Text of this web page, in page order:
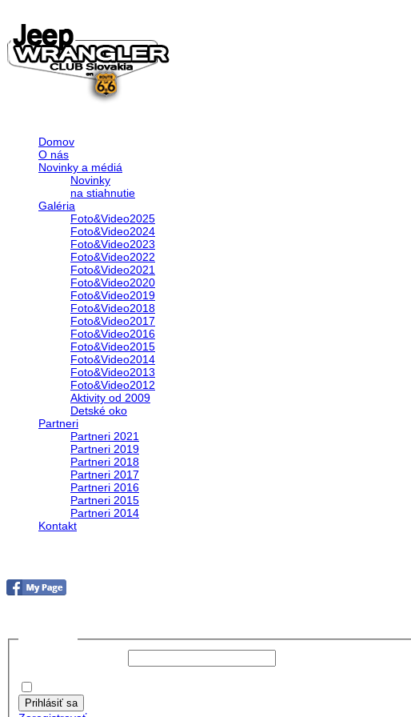
Domov
O nás
Novinky a médiá
Novinky
na stiahnutie
Galéria
Foto&Video2025
Foto&Video2024
Foto&Video2023
Foto&Video2022
Foto&Video2021
Foto&Video2020
Foto&Video2019
Foto&Video2018
Foto&Video2017
Foto&Video2016
Foto&Video2015
Foto&Video2014
Foto&Video2013
Foto&Video2012
Aktivity od 2009
Detské oko
Partneri
Partneri 2021
Partneri 2019
Partneri 2018
Partneri 2017
Partneri 2016
Partneri 2015
Partneri 2014
Kontakt
Prihlásiť sa